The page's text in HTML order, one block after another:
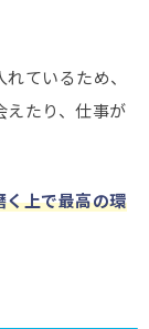
ているため、
たり、仕事が
く上で最高の環